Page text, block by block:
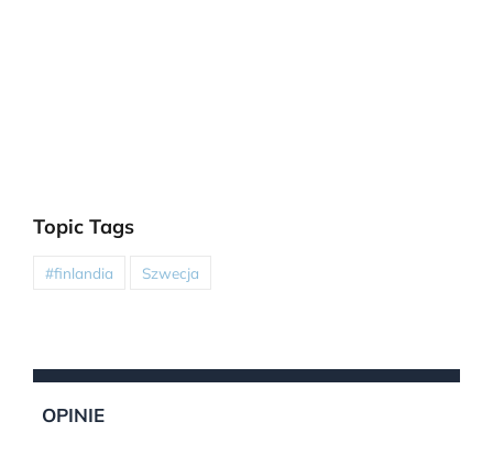
Topic Tags
#finlandia Szwecja
OPINIE